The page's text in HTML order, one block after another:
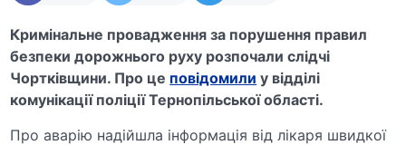
Кримінальне провадження за порушення правил
безпеки дорожнього руху розпочали слідчі
Чортківщини. Про це повідомили у відділі
комунікації поліції Тернопільської області.
Про аварію надійшла інформація від лікаря швидкої